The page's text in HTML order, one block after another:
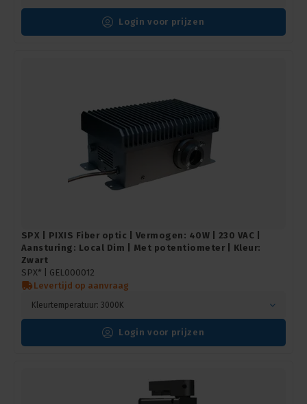
Login voor prijzen
SPX | PIXIS Fiber optic | Vermogen: 40W | 230 VAC |
Aansturing: Local Dim | Met potentiometer | Kleur:
Zwart
SPX* | GEL000012
Levertijd op aanvraag
Kleurtemperatuur: 3000K
Login voor prijzen